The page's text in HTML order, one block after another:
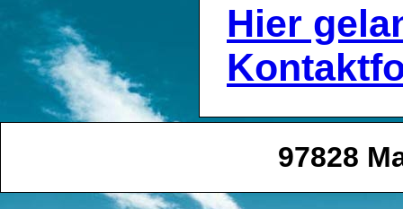
Hier
97828